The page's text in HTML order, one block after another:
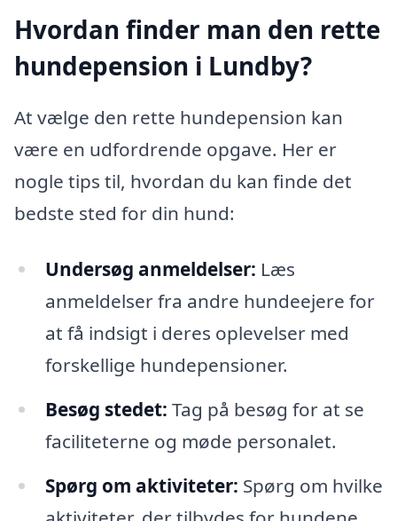
Hvordan finder man den rette
hundepension i Lundby?
At vælge den rette hundepension kan
være en udfordrende opgave. Her er
nogle tips til, hvordan du kan finde det
bedste sted for din hund:
Undersøg anmeldelser: Læs
anmeldelser fra andre hundeejere for
at få indsigt i deres oplevelser med
forskellige hundepensioner.
Besøg stedet: Tag på besøg for at se
faciliteterne og møde personalet.
Spørg om aktiviteter: Spørg om hvilke